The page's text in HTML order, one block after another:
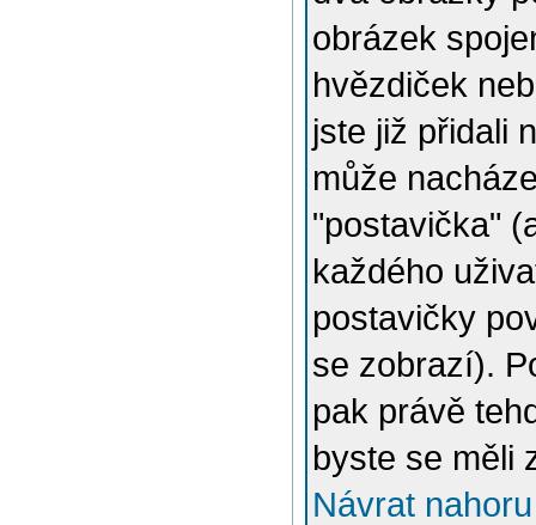
obrázek
hvězdiček
jste již přidali
může
"postavička"
každého
postavičky
se zobrazí).
pak právě
byste se měli
Návrat nahoru